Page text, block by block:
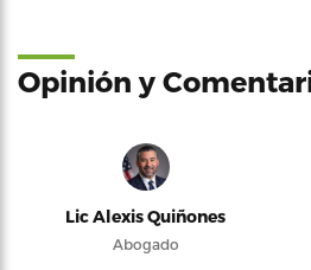
Opinión y
Lic Alexis Quiñones
Abogado